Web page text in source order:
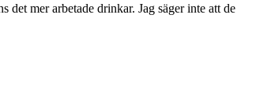
det mer arbetade drinkar. Jag säger inte att de